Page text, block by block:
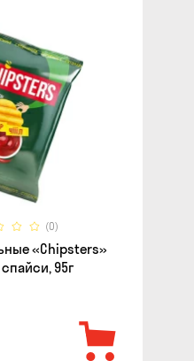
(0)
«Chipsters»
95г